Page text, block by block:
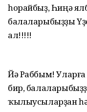
һорайбыҙ, Һиңә
балаларыбыҙҙы
ал!!!!!
Йә Раббым! Уларға
бир,
ҡылыусыларҙан